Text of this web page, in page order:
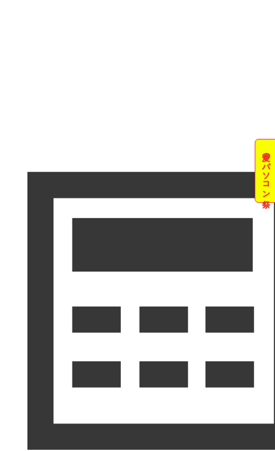
夏のパソコン祭